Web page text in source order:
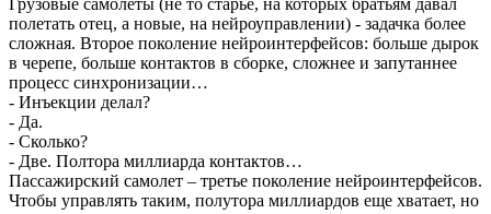
полетать отец, а новые, на нейроуправлении) - задачка более
сложная. Второе поколение нейроинтерфейсов: больше дырок
в черепе, больше контактов в сборке, сложнее и запутаннее
процесс синхронизации…
- Инъекции делал?
- Да.
- Сколько?
- Две. Полтора миллиарда контактов…
Пассажирский самолет – третье поколение нейроинтерфейсов.
Чтобы управлять таким, полутора миллиардов еще хватает, но